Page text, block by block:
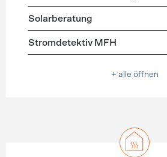
Solarberatung
Stromdetektiv MFH
+ alle öffnen